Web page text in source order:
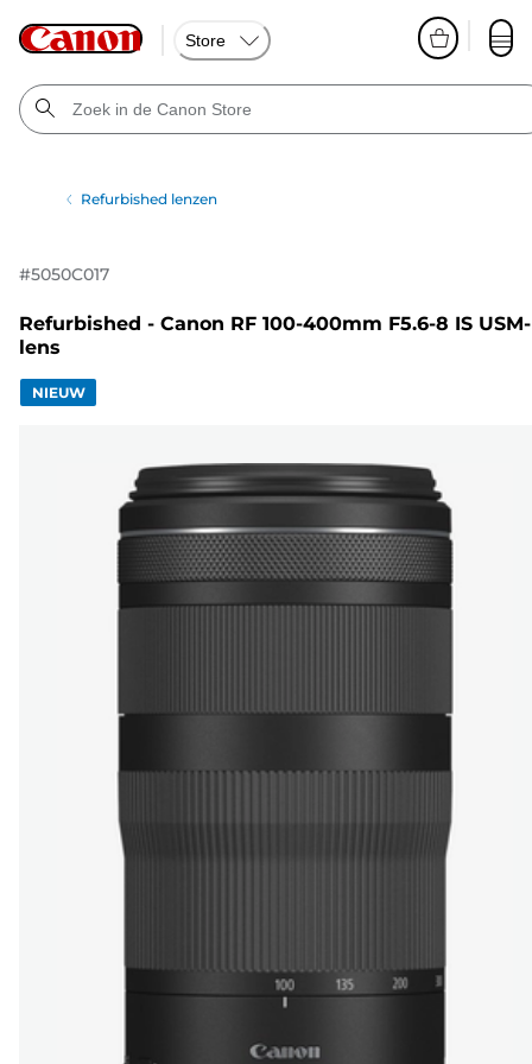
Store
Refurbished lenzen
#5050C017
Refurbished - Canon RF 100-400mm F5.6-8 IS USM-
lens
NIEUW